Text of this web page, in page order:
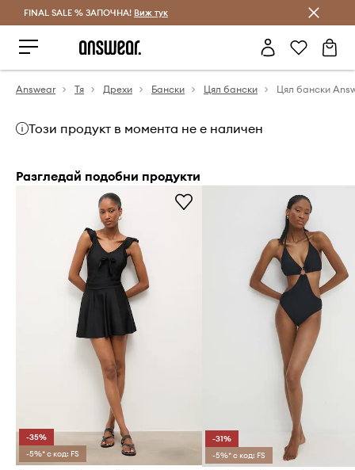
Спестявай с Answear Club
FINAL SALE % ЗАПОЧНА! Виж тук
Answear Тя Дрехи Бански Цял бански Цял бански
Този продукт в момента не е наличен
Разгледай подобни продукти
-35%
-5%* с код: FS
-31%
-5%* с код: FS